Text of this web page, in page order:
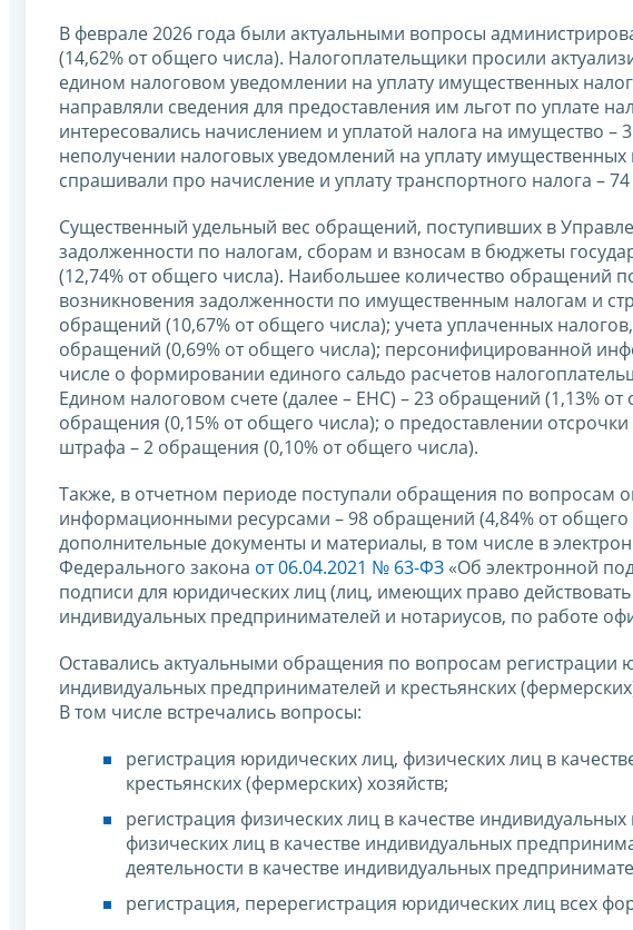
В феврале 2026 года были актуальными вопросы
(14,62% от общего числа). Налогоплательщики просили
едином налоговом уведомлении на уплату имущественных
направляли сведения для предоставления им льгот по уплате
интересовались начислением и уплатой налога на имущество
неполучении налоговых уведомлений на уплату
спрашивали про начисление и уплату транспортного налога –
Существенный удельный вес обращений, поступивших в
задолженности по налогам, сборам и взносам в бюджеты
(12,74% от общего числа). Наибольшее количество обращений
возникновения задолженности по имущественным налогам и
обращений (10,67% от общего числа); учета уплаченных
обращений (0,69% от общего числа); персонифицированной
числе о формировании единого сальдо расчетов
Едином налоговом счете (далее – ЕНС) – 23 обращений (1,13%
обращения (0,15% от общего числа); о предоставлении
штрафа – 2 обращения (0,10% от общего числа).
Также, в отчетном периоде поступали обращения по вопросам
информационными ресурсами – 98 обращений (4,84% от общего
дополнительные документы и материалы, в том числе в
Федерального закона от 06.04.2021 № 63-ФЗ «Об электронной
подписи для юридических лиц (лиц, имеющих право
индивидуальных предпринимателей и нотариусов, по работе
Оставались актуальными обращения по вопросам регистрации
индивидуальных предпринимателей и крестьянских
В том числе встречались вопросы:
регистрация юридических лиц, физических лиц в
крестьянских (фермерских) хозяйств;
регистрация физических лиц в качестве
физических лиц в качестве индивидуальных
деятельности в качестве индивидуальных
регистрация, перерегистрация юридических лиц всех